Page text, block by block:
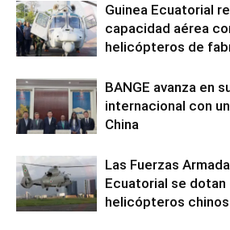
Guinea Ecuatorial
capacidad aérea
helicópteros de
BANGE avanza en
internacional con
China
Las Fuerzas
Ecuatorial se dotan
helicópteros